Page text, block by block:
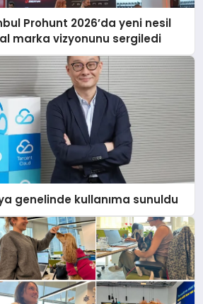
Prohunt 2026’da yeni nesil
marka vizyonunu sergiledi
genelinde kullanıma sunuldu